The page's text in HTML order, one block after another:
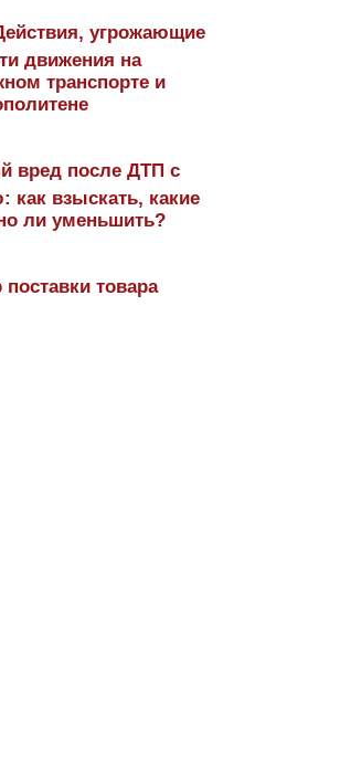
угрожающие
движения на
транспорте и
вред после ДТП с
как взыскать, какие
ли уменьшить?
товара